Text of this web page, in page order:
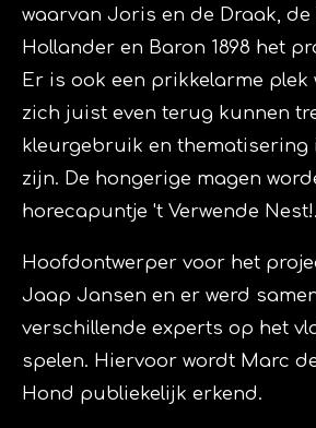
waarvan Joris en de Draak, de
Hollander en Baron 1898 het
Er is ook een prikkelarme plek
zich juist even terug kunnen
kleurgebruik en thematisering
zijn. De hongerige magen
horecapuntje 't Verwende Nest!.
Hoofdontwerper voor het
Jaap Jansen en er werd
verschillende experts op het
spelen. Hiervoor wordt Marc
Hond publiekelijk erkend.